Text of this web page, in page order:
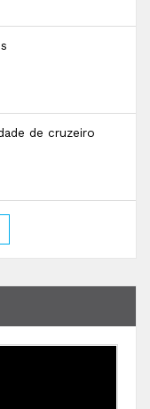
de cruzeiro